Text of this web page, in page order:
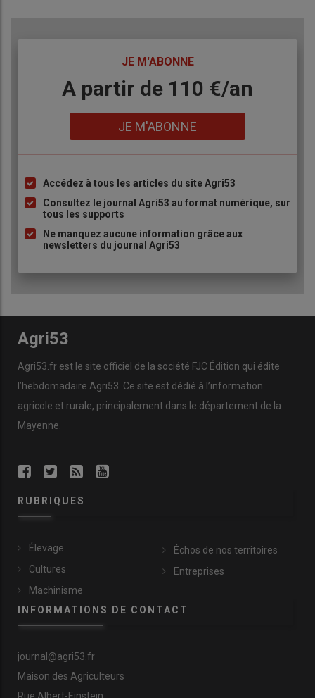
JE M'ABONNE
BodyA partir de 110 €/an
JE M'ABONNE
Liste
à
puce
Accédez à tous les articles du site Agri53
Consultez le journal Agri53 au format numérique, sur
tous les supports
Ne manquez aucune information grâce aux
newsletters du journal Agri53
Agri53
Agri53.fr est le site officiel de la société FJC Édition qui édite
l’hebdomadaire Agri53. Ce site est dédié à l’information
agricole et rurale, principalement dans le département de la
Mayenne.
RUBRIQUES
Élevage
Cultures
Machinisme
Échos de nos territoires
Entreprises
INFORMATIONS DE CONTACT
journal@agri53.fr
Maison des Agriculteurs
Rue Albert-Einstein